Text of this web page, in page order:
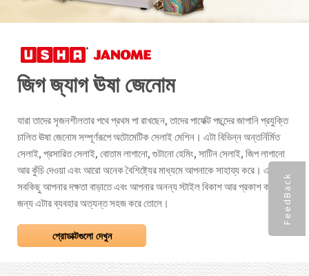
FeedBack
জিগ জ্যাগ ঊষা জেনোম
যারা তাদের সৃজনশীলতার পথে প্রথম পা রাখছেন, তাদের পার্ফেক্ট পছন্দের জাপানি প্রযুক্তি
চালিত ঊষা জেনোম সম্পূর্ণরূপে অটোমেটিক সেলাই মেশিন। এটা বিভিন্ন অন্তর্নির্মিত
সেলাই, প্রসারিত সেলাই, বোতাম লাগানো, গুটানো হেমিং, সাটিন সেলাই, জিপ লাগানো
আর কুঁচি দেওয়া এবং আরো অনেক বৈশিষ্ট্যের মাধ্যমে আপনাকে সাহায্য করে। এই
সবকিছু আপনার দক্ষতা বাড়াতে এবং আপনার অনন্য স্টাইল বিকাশ আর প্রকাশ করার
জন্য এটার ব্যবহার অত্যন্ত সহজ করে তোলে।
প্রোডাক্টগুলো দেখুন